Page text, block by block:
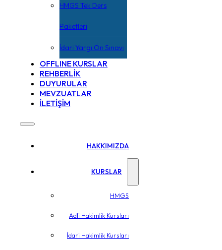
HMGS Tek Ders
Paketleri
İdari Yargı Ön Sınavı
OFFLINE KURSLAR
REHBERLİK
DUYURULAR
MEVZUATLAR
İLETİŞİM
HAKKIMIZDA
KURSLAR
HMGS
Adli Hakimlik Kursları
İdari Hakimlik Kursları